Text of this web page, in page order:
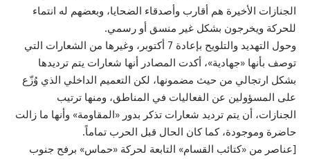
الجنازات الأخيرة هم أقارب وأصدقاء الضحايا، وبعضهم له انتماء
للحركة ويخرجون بشكل غير منسق أو رسمي.
وحول التهديد والتلويح بإعادة 7 أكتوبر، وغيرها من الشعارات التي
توصف بأنها «جهادية»، أكدت المصادر أنها شعارات يتم ترديدها
بشكل ارتجالي من حيث مضمونها، لكن التعميم الداخلي الذي وُزّع
على المسؤولين عن الفعاليات في المناطق، ومنها ترتيب
الجنازات، أن يتم ترديد شعارات تذكر بدور «المقاومة» وأنها ما زالت
حاضرة وموجودة، كما كان الحال قبل الحرب تماماً.
[عناصر من «كتائب القسام» التابعة لحركة «حماس» برفح جنوب